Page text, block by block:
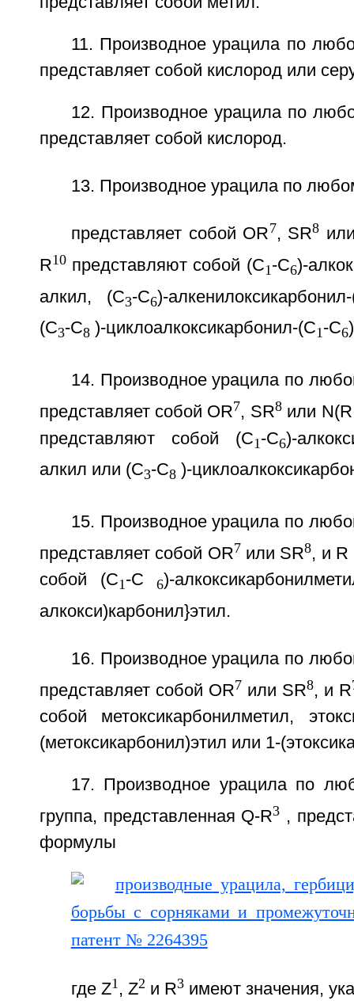
11. Производное урацила по
представляет собой кислород или
12. Производное урацила по
представляет собой кислород.
13. Производное урацила по
представляет собой OR7, SR8
R10представляют собой (С1-С6)-
алкил, (С3-С6)-
(С3-С8 )-циклоалкоксикарбонил-(С1-С6
14. Производное урацила по
представляет собой OR7, SR8или N(R
представляют собой (С1 -С6)-
алкил или (С3-С8 )-
15. Производное урацила по
представляет собой OR7 или SR8, и R
собой (С1-С 6)-
алкокси)карбонил}этил.
16. Производное урацила по
представляет собой OR7 или SR8, и R
собой метоксикарбонилметил,
(метоксикарбонил)этил или 1-
17. Производное урацила по
группа, представленная Q-R3 ,
формулы
где Z1, Z2 и R3имеют значения,